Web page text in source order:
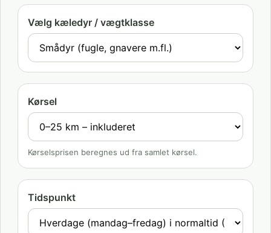
Vælg kæledyr / vægtklasse
Kørsel
Kørselsprisen beregnes ud fra samlet kørsel.
Tidspunkt